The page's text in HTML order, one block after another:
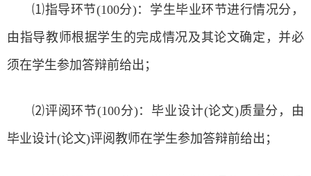
⑴指导环节(100分)：学生毕业环节进行情况分，
由指导教师根据学生的完成情况及其论文确定，并必
须在学生参加答辩前给出；
⑵评阅环节(100分)：毕业设计(论文)质量分，由
毕业设计(论文)评阅教师在学生参加答辩前给出；